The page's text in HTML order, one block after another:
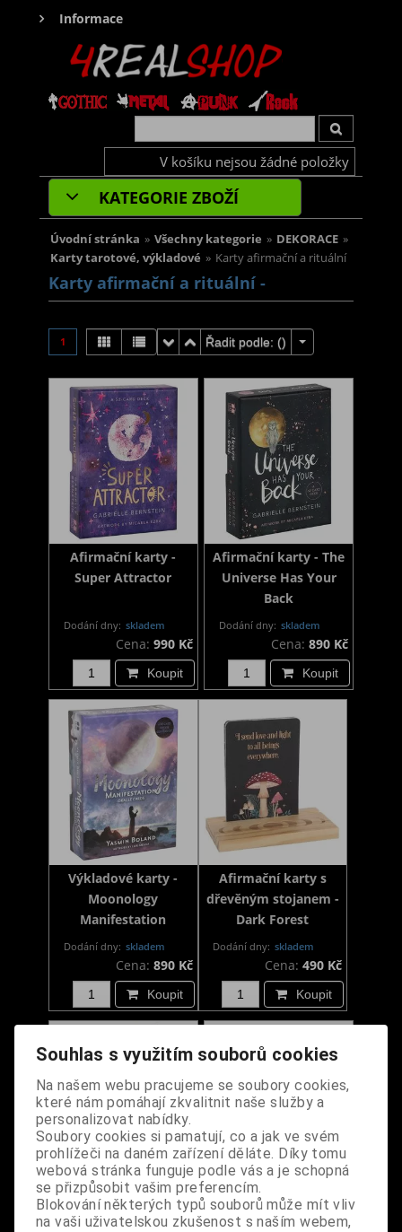
Informace
V košíku nejsou žádné položky
KATEGORIE ZBOŽÍ
Úvodní stránka » Všechny kategorie » DEKORACE »
Karty tarotové, výkladové » Karty afirmační a rituální
Karty afirmační a rituální -
1 Řadit podle: ()
Afirmační karty -
Super Attractor
Dodání dny: skladem
Cena: 990 Kč
Koupit
Afirmační karty - The
Universe Has Your
Back
Dodání dny: skladem
Cena: 890 Kč
Koupit
Výkladové karty -
Moonology
Manifestation
Dodání dny: skladem
Cena: 890 Kč
Koupit
Afirmační karty s
dřevěným stojanem -
Dark Forest
Dodání dny: skladem
Cena:490 Kč
Koupit
Rituální karty - Divine
Tea Time
Afirmační karty s
dřevěným stojanem -
Souhlas s využitím souborů cookies
Na našem webu pracujeme se soubory cookies,
které nám pomáhají zkvalitnit naše služby a
personalizovat nabídky.
Soubory cookies si pamatují, co a jak ve svém
prohlížeči na daném zařízení děláte. Díky tomu
webová stránka funguje podle vás a je schopná
se přizpůsobit vašim preferencím.
Blokování některých typů souborů může mít vliv
na vaši uživatelskou zkušenost s naším webem,